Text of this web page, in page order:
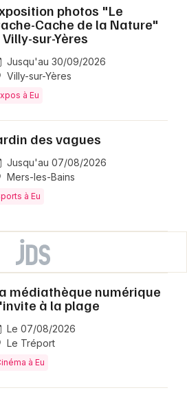
photos "Le
Cache de la Nature"
Villy-sur-Yères
Jusqu'au 30/09/2026
Villy-sur-Yères
à Eu
des vagues
Jusqu'au 07/08/2026
Mers-les-Bains
à Eu
médiathèque numérique
à la plage
Le 07/08/2026
Le Tréport
à Eu